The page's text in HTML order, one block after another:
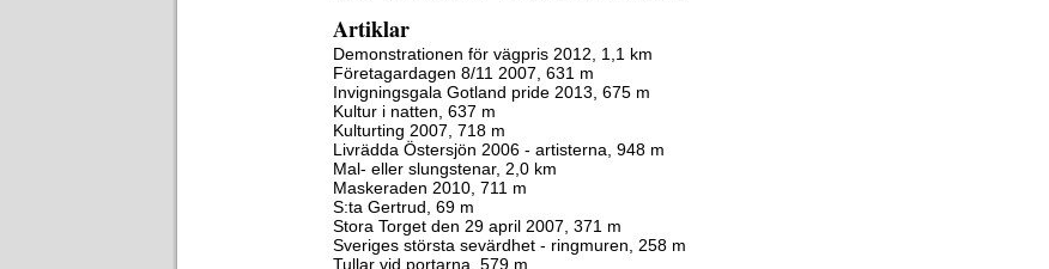
Artiklar
Demonstrationen för vägpris 2012, 1,1 km
Företagardagen 8/11 2007, 631 m
Invigningsgala Gotland pride 2013, 675 m
Kultur i natten, 637 m
Kulturting 2007, 718 m
Livrädda Östersjön 2006 - artisterna, 948 m
Mal- eller slungstenar, 2,0 km
Maskeraden 2010, 711 m
S:ta Gertrud, 69 m
Stora Torget den 29 april 2007, 371 m
Sveriges största sevärdhet - ringmuren, 258 m
Tullar vid portarna, 579 m